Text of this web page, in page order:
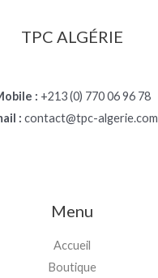
TPC ALGÉRIE
: +213 (0) 770 06 96 78
: contact@tpc-algerie.com
Menu
Accueil
Boutique